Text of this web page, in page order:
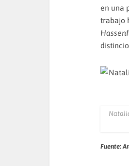
en una
trabajo
Fuente: